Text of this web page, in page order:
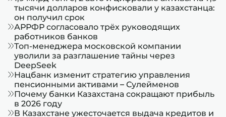
тысячи долларов конфисковали у казахстанца:
он получил срок
АРРФР согласовало трёх руководящих
работников банков
Топ-менеджера московской компании
уволили за разглашение тайны через
DeepSeek
Нацбанк изменит стратегию управления
пенсионными активами – Сулейменов
Почему банки Казахстана сокращают прибыль
в 2026 году
В Казахстане ужесточается выдача кредитов и